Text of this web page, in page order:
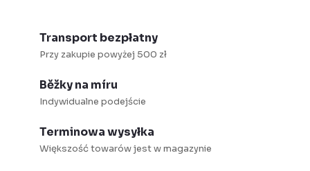
Transport bezpłatny
Przy zakupie powyżej 500 zł
Běžky na míru
Indywidualne podejście
Terminowa wysyłka
Większość towarów jest w magazynie